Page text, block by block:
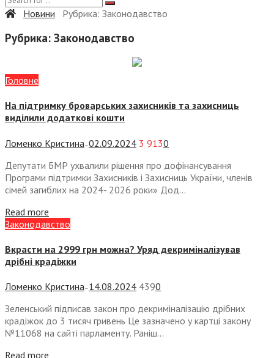
Новини Рубрика: Законодавство
Рубрика: Законодавство
Головне
На підтримку броварських захисників та захисниць
виділили додаткові кошти
Ломенко Кристина —02.09.2024 3 9130
Депутати БМР ухвалили рішення про дофінансування
Програми підтримки Захисників і Захисниць України, членів
сімей загиблих на 2024- 2026 роки» Дод...
Read more
Законодавство
Вкрасти на 2999 грн можна? Уряд декриміналізував
дрібні крадіжки
Ломенко Кристина— 14.08.2024 4390
Зеленський підписав закон про декриміналізацію дрібних
крадіжок до 3 тисяч гривень Це зазначено у картці закону
№11068 на сайті парламенту. Раніш...
Read more